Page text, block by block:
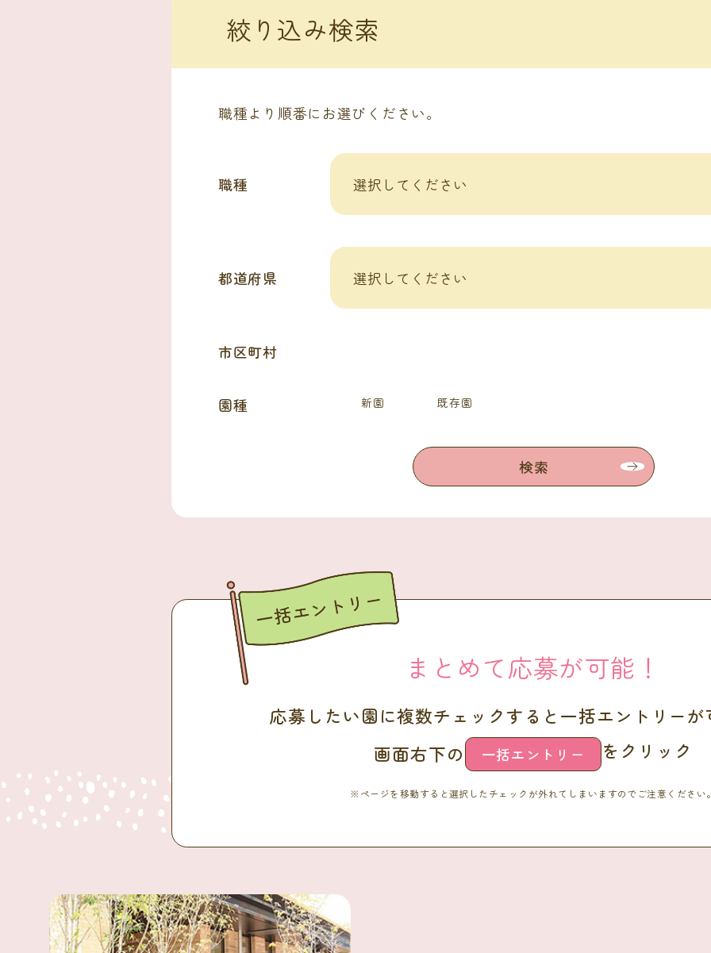
絞り込み検索
職種より順番にお選びください。
職種
都道府県
市区町村
園種 新園 既存園
検索
まとめて応募が可能！
応募したい園に複数チェックすると一括エントリーが
画面右下の
一括エントリー をクリック
※ページを移動すると選択したチェックが外れてしまいますのでご注意ください。